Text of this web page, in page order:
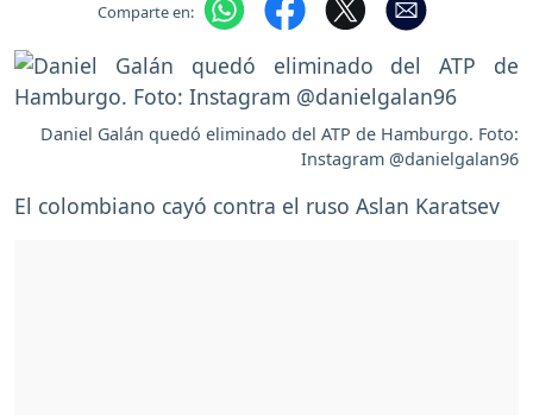
Comparte en:
Daniel Galán quedó eliminado del ATP de Hamburgo. Foto:
Instagram @danielgalan96
El colombiano cayó contra el ruso Aslan Karatsev